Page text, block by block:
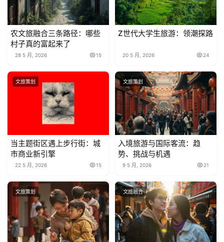
农文旅融合三条路径：哪些
村子真的富起来了
28 5 月, 2026 15
Z世代大学生旅游：领潮探路
20 5 月, 2026 24
文旅策划
当主题街区遇上步行街：城
市商业新引擎
22 5 月, 2026 15
文旅策划
入境旅游与国际客流：趋
势、挑战与机遇
9 5 月, 2026 21
文旅策划 文旅融合